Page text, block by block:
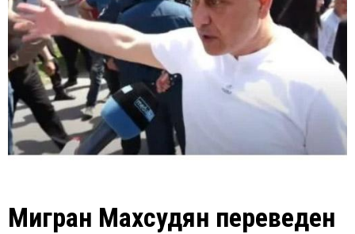
Мигран Махсудян переведен